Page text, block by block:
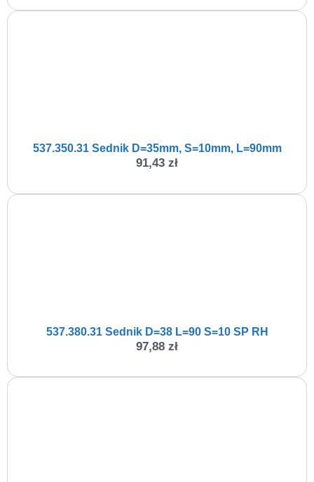
537.350.31 Sednik D=35mm, S=10mm, L=90mm
91,43 zł
537.380.31 Sednik D=38 L=90 S=10 SP RH
97,88 zł